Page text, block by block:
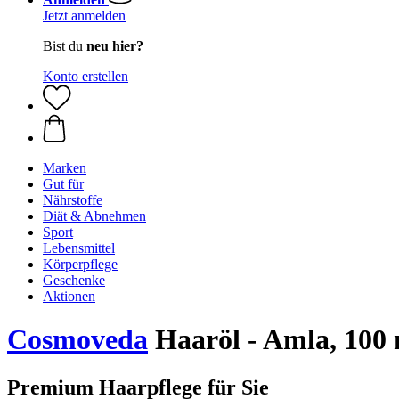
Jetzt anmelden
Bist du neu hier?
Konto erstellen
Marken
Gut für
Nährstoffe
Diät & Abnehmen
Sport
Lebensmittel
Körperpflege
Geschenke
Aktionen
Cosmoveda Haaröl - Amla, 100
Premium Haarpflege für Sie